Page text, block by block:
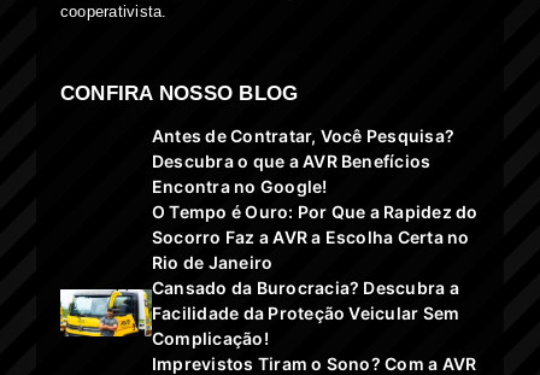
cooperativista.
CONFIRA NOSSO BLOG
Antes de Contratar, Você Pesquisa?
Descubra o que a AVR Benefícios
Encontra no Google!
O Tempo é Ouro: Por Que a Rapidez do
Socorro Faz a AVR a Escolha Certa no
Rio de Janeiro
Cansado da Burocracia? Descubra a
Facilidade da Proteção Veicular Sem
Complicação!
Imprevistos Tiram o Sono? Com a AVR